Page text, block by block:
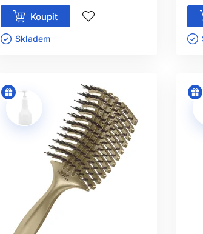
Koupit
Skladem ㅤ